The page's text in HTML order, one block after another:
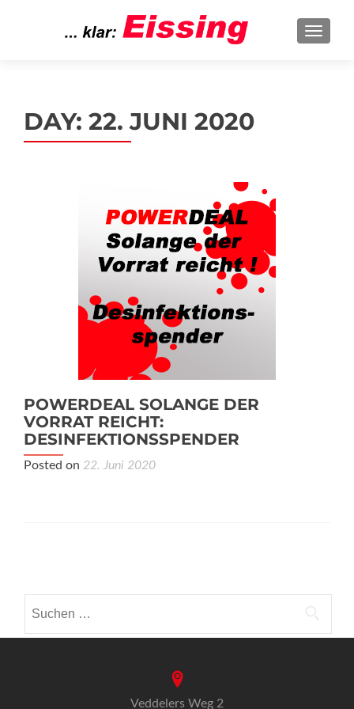
DAY: 22. JUNI 2020
POWERDEAL SOLANGE DER
VORRAT REICHT:
DESINFEKTIONSSPENDER
Posted on 22. Juni 2020
NAVIGATION
nach:
Veddelers Weg 2